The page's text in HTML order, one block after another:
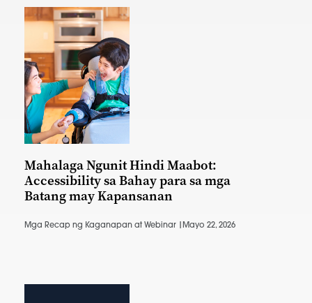
Mahalaga Ngunit Hindi Maabot:
Accessibility sa Bahay para sa mga
Batang may Kapansanan
Mga Recap ng Kaganapan at Webinar | Mayo 22, 2026